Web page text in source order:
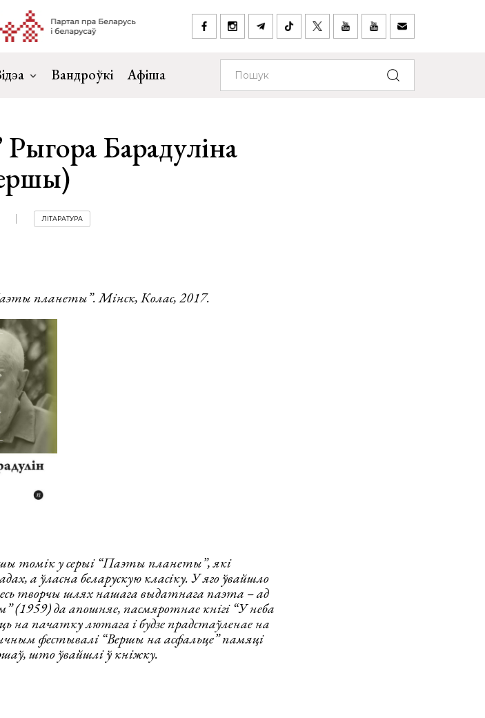
Вандроўкі Афіша
Барадуліна
ЛІТАРАТУРА
планеты”. Мінск, Колас, 2017.
томік у серыі “Паэты планеты”, які
а ўласна беларускую класіку. У яго ўвайшло
творчы шлях нашага выдатнага паэта – ад
(1959) да апошняе, пасмяротнае кнігі “У неба
на пачатку лютага і будзе прадстаўленае на
фестывалі “Вершы на асфальце” памяці
што ўвайшлі ў кніжку.